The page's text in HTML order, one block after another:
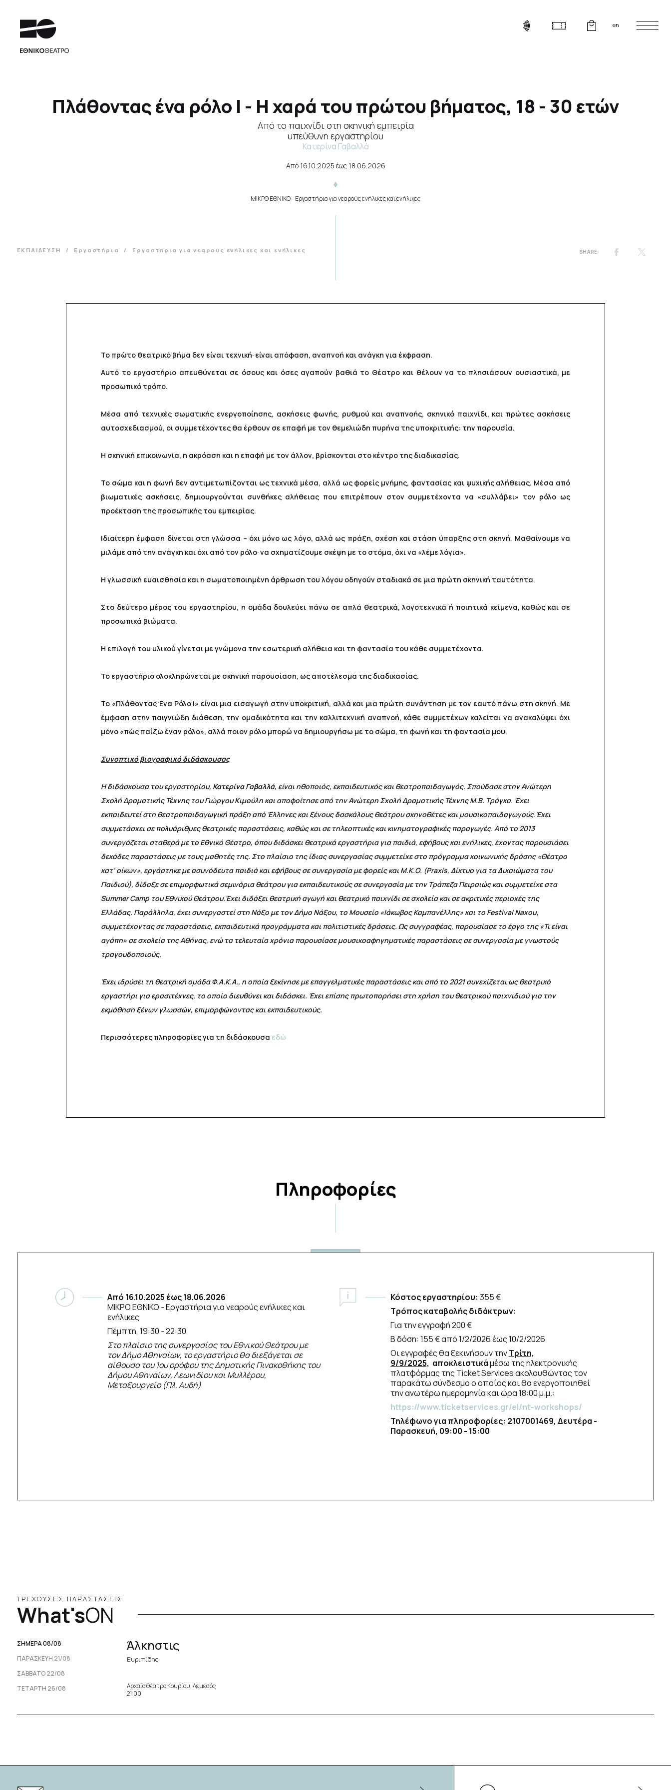
en
Πλάθοντας ένα ρόλο Ι - Η χαρά του πρώτου βήματος, 18 - 30 ετών
Από το παιχνίδι στη σκηνική εμπειρία
υπεύθυνη εργαστηρίου
Κατερίνα Γαβαλλά
Από 16.10.2025 έως 18.06.2026
ΜΙΚΡΟ ΕΘΝΙΚΟ- Εργαστήρια για νεαρούς ενήλικες και ενήλικες
ΕΚΠΑΙΔΕΥΣΗ Εργαστήρια Εργαστήρια για νεαρούς ενήλικες και ενήλικες
Το πρώτο θεατρικό βήμα δεν είναι τεχνική· είναι απόφαση, αναπνοή και ανάγκη για έκφραση.
Αυτό το εργαστήριο απευθύνεται σε όσους και όσες αγαπούν βαθιά το Θέατρο και θέλουν να το πλησιάσουν ουσιαστικά, με
προσωπικό τρόπο.
Μέσα από τεχνικές σωματικής ενεργοποίησης, ασκήσεις φωνής, ρυθμού και αναπνοής, σκηνικό παιχνίδι, και πρώτες ασκήσεις
αυτοσχεδιασμού, οι συμμετέχοντες θα έρθουν σε επαφή με τον θεμελιώδη πυρήνα της υποκριτικής: την παρουσία.
Η σκηνική επικοινωνία, η ακρόαση και η επαφή με τον άλλον, βρίσκονται στο κέντρο της διαδικασίας.
Το σώμα και η φωνή δεν αντιμετωπίζονται ως τεχνικά μέσα, αλλά ως φορείς μνήμης, φαντασίας και ψυχικής αλήθειας. Μέσα από
βιωματικές ασκήσεις, δημιουργούνται συνθήκες αλήθειας που επιτρέπουν στον συμμετέχοντα να «συλλάβει» τον ρόλο ως
προέκταση της προσωπικής του εμπειρίας.
Ιδιαίτερη έμφαση δίνεται στη γλώσσα – όχι μόνο ως λόγο, αλλά ως πράξη, σχέση και στάση ύπαρξης στη σκηνή. Μαθαίνουμε να
μιλάμε από την ανάγκη και όχι από τον ρόλο· να σχηματίζουμε σκέψη με το στόμα, όχι να «λέμε λόγια».
Η γλωσσική ευαισθησία και η σωματοποιημένη άρθρωση του λόγου οδηγούν σταδιακά σε μια πρώτη σκηνική ταυτότητα.
Στο δεύτερο μέρος του εργαστηρίου, η ομάδα δουλεύει πάνω σε απλά θεατρικά, λογοτεχνικά ή ποιητικά κείμενα, καθώς και σε
προσωπικά βιώματα.
Η επιλογή του υλικού γίνεται με γνώμονα την εσωτερική αλήθεια και τη φαντασία του κάθε συμμετέχοντα.
Το εργαστήριο ολοκληρώνεται με σκηνική παρουσίαση, ως αποτέλεσμα της διαδικασίας.
Το «Πλάθοντας Ένα Ρόλο Ι» είναι μια εισαγωγή στην υποκριτική, αλλά και μια πρώτη συνάντηση με τον εαυτό πάνω στη σκηνή. Με
έμφαση στην παιγνιώδη διάθεση, την ομαδικότητα και την καλλιτεχνική αναπνοή, κάθε συμμετέχων καλείται να ανακαλύψει όχι
μόνο «πώς παίζω έναν ρόλο», αλλά ποιον ρόλο μπορώ να δημιουργήσω με το σώμα, τη φωνή και τη φαντασία μου.
Συνοπτικό βιογραφικό διδάσκουσας
Η διδάσκουσα του εργαστηρίου, Κατερίνα Γαβαλλά, είναι ηθοποιός, εκπαιδευτικός και θεατροπαιδαγωγός. Σπούδασε στην Ανώτερη
Σχολή Δραματικής Τέχνης του Γιώργου Κιμούλη και αποφοίτησε από την Ανώτερη Σχολή Δραματικής Τέχνης Μ.Β. Τράγκα. Έχει
εκπαιδευτεί στη θεατροπαιδαγωγική πράξη από Έλληνες και ξένους δασκάλους θεάτρου σκηνοθέτες και μουσικοπαιδαγωγούς.Έχει
συμμετάσχει σε πολυάριθμες θεατρικές παραστάσεις, καθώς και σε τηλεοπτικές και κινηματογραφικές παραγωγές. Από το 2013
συνεργάζεται σταθερά με το Εθνικό Θέατρο, όπου διδάσκει θεατρικά εργαστήρια για παιδιά, εφήβους και ενήλικες, έχοντας παρουσιάσει
δεκάδες παραστάσεις με τους μαθητές της. Στο πλαίσιο της ίδιας συνεργασίας συμμετείχε στο πρόγραμμα κοινωνικής δράσης «Θέατρο
κατ’ οίκων», εργάστηκε με ασυνόδευτα παιδιά και εφήβους σε συνεργασία με φορείς και Μ.Κ.Ο. (Praxis, Δίκτυο για τα Δικαιώματα του
Παιδιού), δίδαξε σε επιμορφωτικά σεμινάρια θεάτρου για εκπαιδευτικούς σε συνεργασία με την Τράπεζα Πειραιώς και συμμετείχε στα
Summer Camp του Εθνικού Θεάτρου.Έχει διδάξει θεατρική αγωγή και θεατρικό παιχνίδι σε σχολεία και σε ακριτικές περιοχές της
Ελλάδας. Παράλληλα, έχει συνεργαστεί στη Νάξο με τον Δήμο Νάξου, το Μουσείο «Ιάκωβος Καμπανέλλης» και το Festival Naxou,
συμμετέχοντας σε παραστάσεις, εκπαιδευτικά προγράμματα και πολιτιστικές δράσεις. Ως συγγραφέας, παρουσίασε το έργο της «Τι είναι
αγάπη» σε σχολεία της Αθήνας, ενώ τα τελευταία χρόνια παρουσίασε μουσικοαφηγηματικές παραστάσεις σε συνεργασία με γνωστούς
τραγουδοποιούς.
Έχει ιδρύσει τη θεατρική ομάδα Φ.Α.Κ.Α., η οποία ξεκίνησε με επαγγελματικές παραστάσεις και από το 2021 συνεχίζεται ως θεατρικό
εργαστήρι για ερασιτέχνες, το οποίο διευθύνει και διδάσκει. Έχει επίσης πρωτοπορήσει στη χρήση του θεατρικού παιχνιδιού για την
εκμάθηση ξένων γλωσσών, επιμορφώνοντας και εκπαιδευτικούς.
Περισσότερες πληροφορίες για τη διδάσκουσα εδώ
Πληροφορίες
Από 16.10.2025 έως18.06.2026
ΜΙΚΡΟ ΕΘΝΙΚΟ - Εργαστήρια για νεαρούς ενήλικες και
ενήλικες
Πέμπτη, 19:30 - 22:30
Στο πλαίσιο της συνεργασίας του Εθνικού Θεάτρου με
τον Δήμο Αθηναίων, το εργαστήριο θα διεξάγεται σε
αίθουσα του 1ου ορόφου της Δημοτικής Πινακοθήκης του
Δήμου Αθηναίων, Λεωνιδίου και Μυλλέρου,
Μεταξουργείο (Πλ. Αυδή)
Κόστος εργαστηρίου: 355 €
Τρόπος καταβολής διδάκτρων:
Για την εγγραφή 200 €
Β δόση: 155 € από 1/2/2026 έως 10/2/2026
Οι εγγραφές θα ξεκινήσουν τηνΤρίτη,
9/9/2025, αποκλειστικάμέσω της ηλεκτρονικής
πλατφόρμας της Ticket Services ακολουθώντας τον
παρακάτω σύνδεσμο ο οποίος και θα ενεργοποιηθεί
την ανωτέρω ημερομηνία και ώρα 18:00 μ.μ.:
https://www.ticketservices.gr/el/nt-workshops/
Τηλέφωνο για πληροφορίες: 2107001469, Δευτέρα -
Παρασκευή, 09:00 - 15:00
ΤΡΕΧΟΥΣΕΣ ΠΑΡΑΣΤΑΣΕΙΣ
What'sON
ΣΗΜΕΡΑ 08/08
ΠΑΡΑΣΚΕΥΉ 21/08
ΣΆΒΒΑΤΟ 22/08
ΤΕΤΆΡΤΗ 26/08
Άλκηστις
Ευριπίδης
Αρχαίο θέατρο Κουρίου, Λεμεσός
21:00